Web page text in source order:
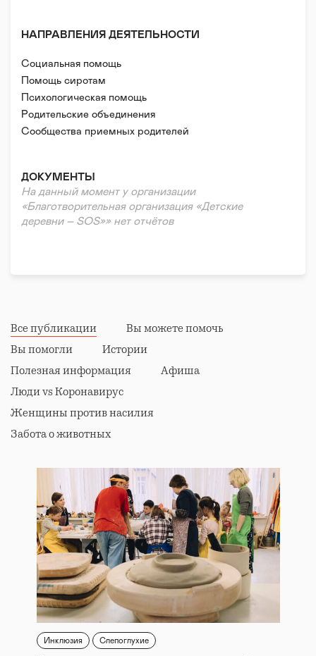
НАПРАВЛЕНИЯ ДЕЯТЕЛЬНОСТИ
Социальная помощь
Помощь сиротам
Психологическая помощь
Правовая поддержка
Реабилитация и адаптация
Родительские объединения
Сообщества приемных родителей
ДОКУМЕНТЫ
На данный момент у организации
«Благотворительная организация «Детские
деревни – SOS»» нет отчётов
Все публикации
Вы можете помочь
Вы помогли
Истории
Полезная информация
Афиша
Люди vs Коронавирус
Женщины против насилия
Забота о животных
Инклюзия Слепоглухие